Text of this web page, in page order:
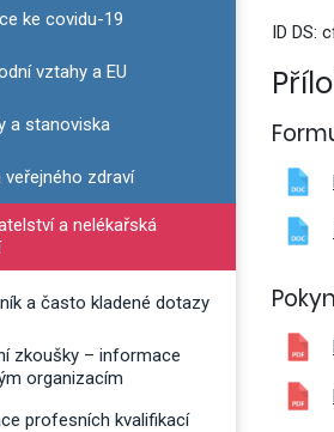
pro Informace ke covidu-19
ke covidu-19
pro Mezinárodní vztahy a EU
vztahy a EU
pro Metodiky a stanoviska
a stanoviska
pro Ochrana veřejného zdraví
veřejného zdraví
pro Ošetřovatelství a nelékařská
a nelékařská
a často kladené dotazy
zkoušky – informace
organizacím
profesních kvalifikací
ID DS: